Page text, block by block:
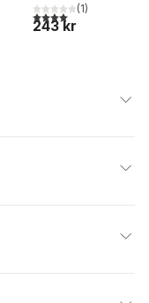
antal röster:
4,0utav 5 stjärnor.
(1)
243 kr